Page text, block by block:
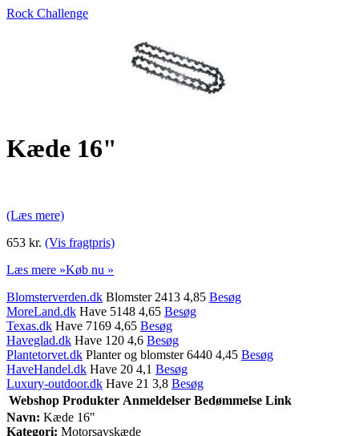
Rock Challenge
Kæde 16"
(Læs mere)
653 kr. (Vis fragtpris)
Læs mere »Køb nu »
Blomsterverden.dk Blomster 2413 4,85 Besøg
MoreLand.dk Have 5148 4,65 Besøg
Texas.dk Have 7169 4,65 Besøg
Haveglad.dk Have 120 4,6 Besøg
Plantetorvet.dk Planter og blomster 6440 4,45 Besøg
HaveHandel.dk Have 20 4,1 Besøg
Luxury-outdoor.dk Have 21 3,8 Besøg
Webshop Produkter Anmeldelser Bedømmelse Link
Navn: Kæde 16"
Kategori: Motorsavskæde